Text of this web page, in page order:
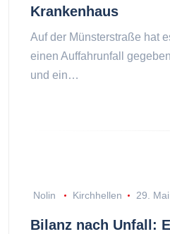
Krankenhaus
Auf der Münsterstraße hat
einen Auffahrunfall
und ein…
Nolin Kirchhellen 29.
Bilanz nach Unfall: